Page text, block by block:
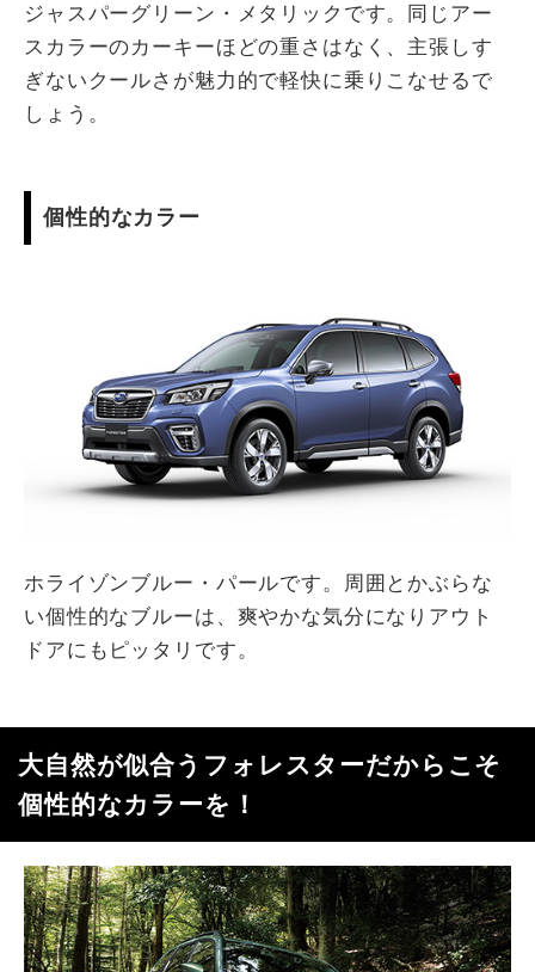
ジャスパーグリーン・メタリックです。同じアー
スカラーのカーキーほどの重さはなく、主張しす
ぎないクールさが魅力的で軽快に乗りこなせるで
しょう。
個性的なカラー
ホライゾンブルー・パールです。周囲とかぶらな
い個性的なブルーは、爽やかな気分になりアウト
ドアにもピッタリです。
大自然が似合うフォレスターだからこそ
個性的なカラーを！